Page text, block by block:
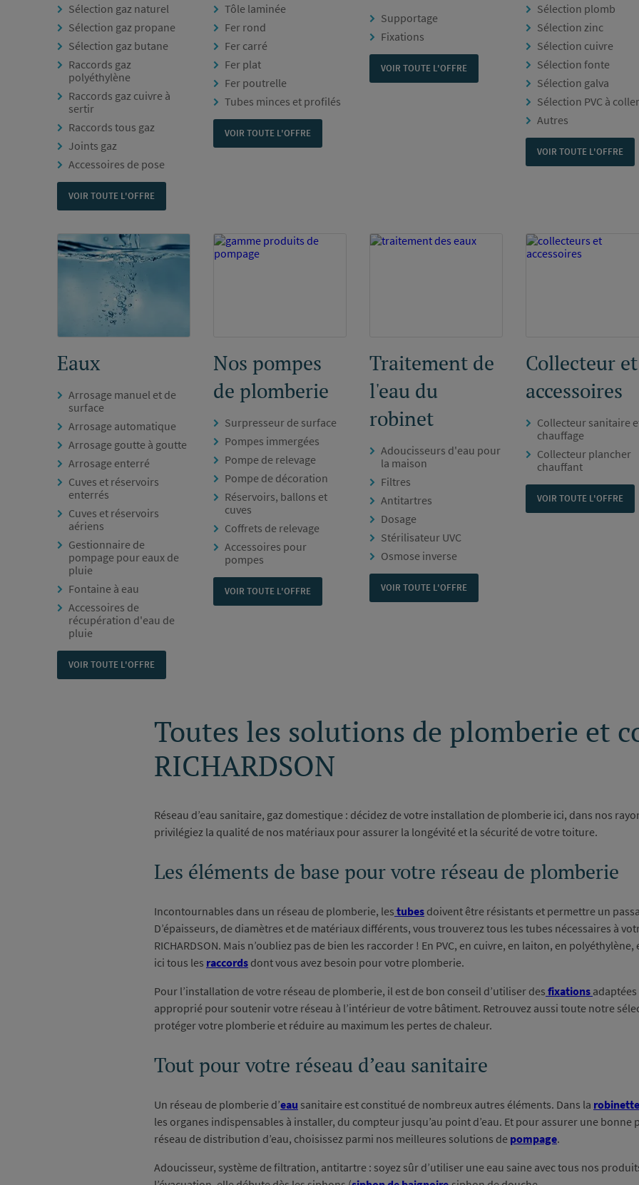
Sélection gaz naturel
Sélection gaz propane
Sélection gaz butane
Raccords gaz
polyéthylène
Raccords gaz cuivre à
sertir
Raccords tous gaz
Joints gaz
Accessoires de pose
VOIR TOUTE L'OFFRE
Tôle laminée
Fer rond
Fer carré
Fer plat
Fer poutrelle
Tubes minces et profilés
VOIR TOUTE L'OFFRE
Supportage
Fixations
VOIR TOUTE L'OFFRE
Sélection plomb
Sélection zinc
Sélection cuivre
Sélection fonte
Sélection galva
Sélection PVC à coller
Autres
VOIR TOUTE L'OFFRE
Eaux
Arrosage manuel et de
surface
Arrosage automatique
Arrosage goutte à goutte
Arrosage enterré
Cuves et réservoirs
enterrés
Cuves et réservoirs
aériens
Gestionnaire de
pompage pour eaux de
pluie
Fontaine à eau
Accessoires de
récupération d'eau de
pluie
VOIR TOUTE L'OFFRE
Nos pompes
de plomberie
Surpresseur de surface
Pompes immergées
Pompe de relevage
Pompe de décoration
Réservoirs, ballons et
cuves
Coffrets de relevage
Accessoires pour
pompes
VOIR TOUTE L'OFFRE
Traitement de
l'eau du
robinet
Adoucisseurs d'eau pour
la maison
Filtres
Antitartres
Dosage
Stérilisateur UVC
Osmose inverse
VOIR TOUTE L'OFFRE
Collecteur et
accessoires
Collecteur sanitaire
chauffage
Collecteur plancher
chauffant
VOIR TOUTE L'OFFRE
Toutes les solutions de plomberie et
RICHARDSON
Réseau d’eau sanitaire, gaz domestique : décidez de votre installation de plomberie ici, dans nos
privilégiez la qualité de nos matériaux pour assurer la longévité et la sécurité de votre toiture.
Les éléments de base pour votre réseau de plomberie
Incontournables dans un réseau de plomberie, les tubes doivent être résistants et permettre un
D’épaisseurs, de diamètres et de matériaux différents, vous trouverez tous les tubes nécessaires à
RICHARDSON. Mais n’oubliez pas de bien les raccorder ! En PVC, en cuivre, en laiton, en
ici tous les raccords dont vous avez besoin pour votre plomberie.
Pour l’installation de votre réseau de plomberie, il est de bon conseil d’utiliser des fixations
approprié pour soutenir votre réseau à l’intérieur de votre bâtiment. Retrouvez aussi toute notre
protéger votre plomberie et réduire au maximum les pertes de chaleur.
Tout pour votre réseau d’eau sanitaire
Un réseau de plomberie d’eau sanitaire est constitué de nombreux autres éléments. Dans la
les organes indispensables à installer, du compteur jusqu’au point d’eau. Et pour assurer une bonne
réseau de distribution d’eau, choisissez parmi nos meilleures solutions de pompage.
Adoucisseur, système de filtration, antitartre : soyez sûr d’utiliser une eau saine avec tous nos